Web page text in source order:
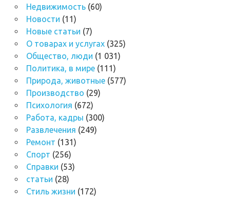
Недвижимость(60)
Новости (11)
Новые статьи (7)
О товарах и услугах(325)
Общество, люди (1 031)
Политика, в мире(111)
Природа, животные(577)
Производство (29)
Психология (672)
Работа, кадры (300)
Развлечения (249)
Ремонт (131)
Спорт (256)
Справки (53)
статьи (28)
Стиль жизни (172)